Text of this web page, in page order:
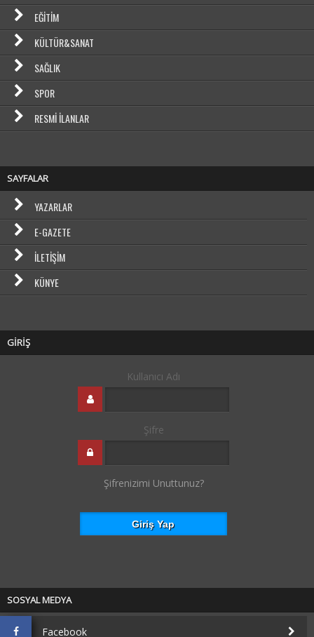
EĞITIM
KÜLTÜR&SANAT
SAĞLIK
SPOR
RESMI İLANLAR
SAYFALAR
YAZARLAR
E-GAZETE
İLETIŞIM
KÜNYE
GİRİŞ
Kullanıcı Adı
Şifre
Şifrenizimi Unuttunuz?
SOSYAL MEDYA
Facebook